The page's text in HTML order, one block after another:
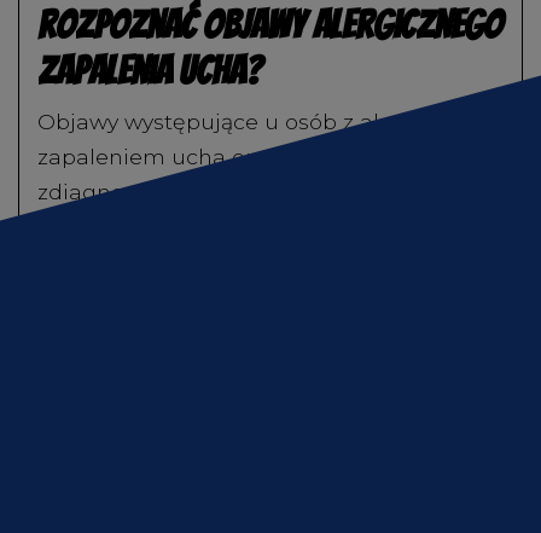
rozpoznać objawy alergicznego
zapalenia ucha?
Objawy występujące u osób z alergicznym
zapaleniem ucha oraz u pacjentów ze
zdiagnozowaną infekcją zapalną uszu